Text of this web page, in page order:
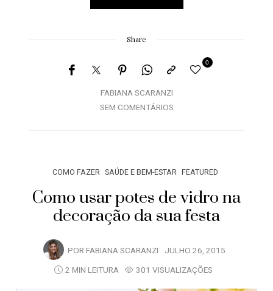
Share
FABIANA SCARANZI
0
SEM COMENTÁRIOS
COMO FAZER SAÚDE E BEM-ESTAR FEATURED
Como usar potes de vidro na
decoração da sua festa
POR FABIANA SCARANZI JULHO 26, 2015
2 MIN LEITURA
301 VISUALIZAÇÕES